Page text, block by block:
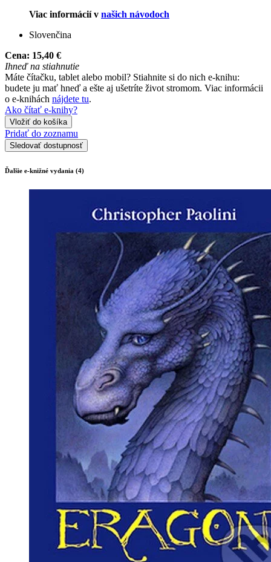
Viac informácií v našich návodoch
Slovenčina
Cena: 15,40 €
Ihneď na stiahnutie
Máte čítačku, tablet alebo mobil? Stiahnite si do nich e-knihu:
budete ju mať hneď a ešte aj ušetríte život stromom. Viac informácii
o e-knihách nájdete tu.
Ako čítať e-knihy?
Vložiť do košíka
Pridať do zoznamu
Sledovať dostupnosť
Ďalšie e-knižné vydania (4)